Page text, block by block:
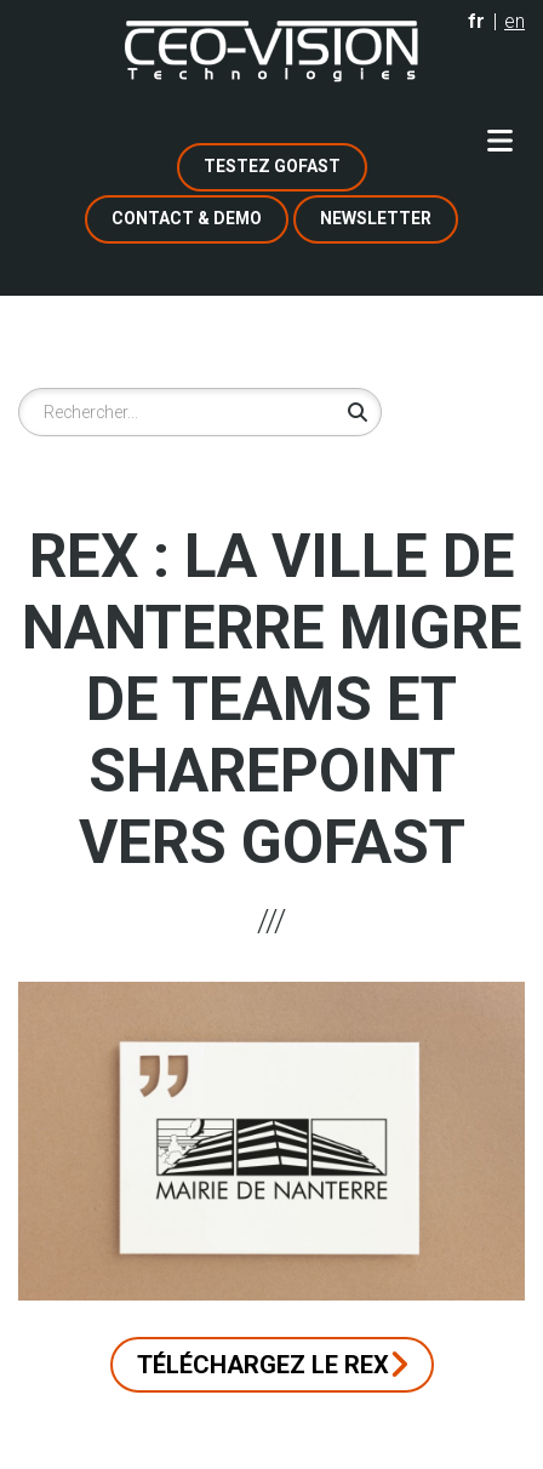
fr en
TESTEZ GOFAST
CONTACT & DEMO NEWSLETTER
Rechercher
REX : LA VILLE DE
NANTERRE MIGRE
DE TEAMS ET
SHAREPOINT
VERS GOFAST
TÉLÉCHARGEZ LE REX